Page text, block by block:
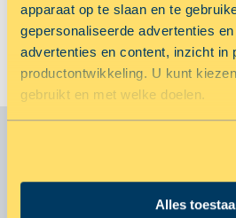
apparaat op te slaan en te
gepersonaliseerde advertenties
advertenties en content, inzicht in
productontwikkeling. U kunt
gebruikt en met welke doelen.
die tot een paar meter
Uw apparaat identificeren
Alles
BEKIJK ALLE
JOUW OPSLAG NOG